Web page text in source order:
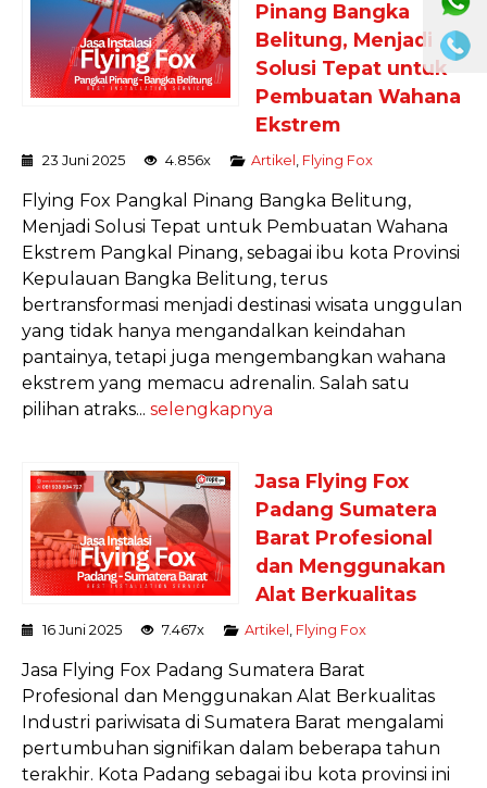
Pinang Bangka
Belitung, Menjadi
Solusi Tepat untuk
Pembuatan Wahana
Ekstrem
23 Juni 2025 4.856x Artikel Flying Fox
Flying Fox Pangkal Pinang Bangka Belitung,
Menjadi Solusi Tepat untuk Pembuatan Wahana
Ekstrem Pangkal Pinang, sebagai ibu kota Provinsi
Kepulauan Bangka Belitung, terus
bertransformasi menjadi destinasi wisata unggulan
yang tidak hanya mengandalkan keindahan
pantainya, tetapi juga mengembangkan wahana
ekstrem yang memacu adrenalin. Salah satu
pilihan atraks... selengkapnya
Jasa Flying Fox
Padang Sumatera
Barat Profesional
dan Menggunakan
Alat Berkualitas
16 Juni 2025 7.467x Artikel Flying Fox
Jasa Flying Fox Padang Sumatera Barat
Profesional dan Menggunakan Alat Berkualitas
Industri pariwisata di Sumatera Barat mengalami
pertumbuhan signifikan dalam beberapa tahun
terakhir. Kota Padang sebagai ibu kota provinsi ini